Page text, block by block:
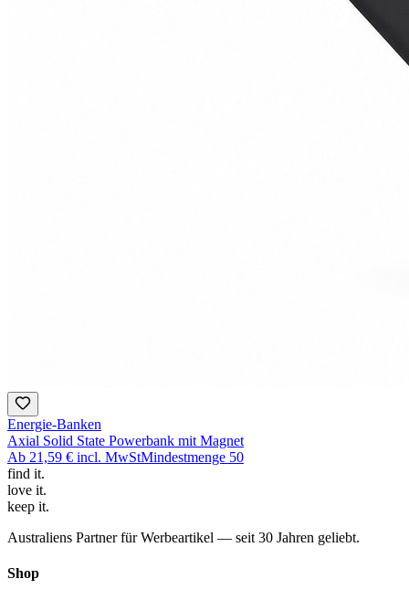
Energie-Banken
Axial Solid State Powerbank mit Magnet
Ab 21,59 € incl. MwStMindestmenge 50
find it.
love it.
keep it.
Australiens Partner für Werbeartikel — seit 30 Jahren geliebt.
Shop